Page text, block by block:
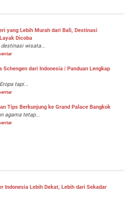
yang Lebih Murah dari Bali, Destinasi
Dicoba
wisata...
Schengen dari Indonesia | Panduan Lengkap
tapi...
Tips Berkunjung ke Grand Palace Bangkok
agama tetap...
Indonesia Lebih Dekat, Lebih dari Sekadar